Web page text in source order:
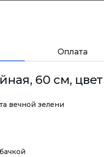
Оплата
60 см,
вечной зелени